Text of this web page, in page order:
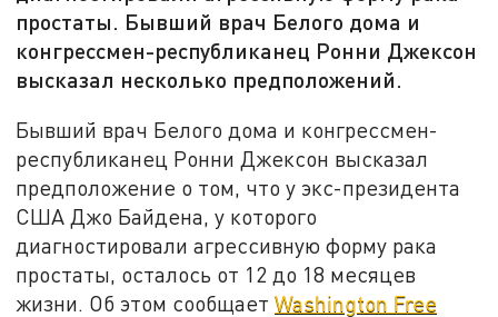
простаты. Бывший врач Белого дома и
конгрессмен-республиканец Ронни Джексон
высказал несколько предположений.
Бывший врач Белого дома и конгрессмен-
республиканец Ронни Джексон высказал
предположение о том, что у экс-президента
США Джо Байдена, у которого
диагностировали агрессивную форму рака
простаты, осталось от 12 до 18 месяцев
жизни. Об этом сообщаетWashington Free